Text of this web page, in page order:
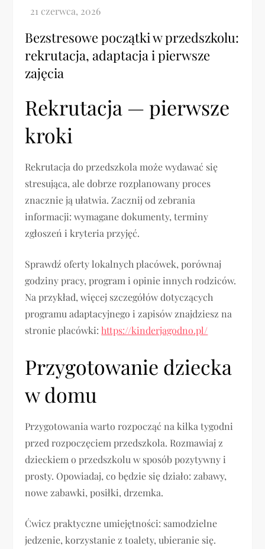
Bezstresowe początki w przedszkolu:
rekrutacja, adaptacja i pierwsze
zajęcia
Rekrutacja — pierwsze
kroki
Rekrutacja do przedszkola może wydawać się
stresująca, ale dobrze rozplanowany proces
znacznie ją ułatwia. Zacznij od zebrania
informacji: wymagane dokumenty, terminy
zgłoszeń i kryteria przyjęć.
Sprawdź oferty lokalnych placówek, porównaj
godziny pracy, program i opinie innych rodziców.
Na przykład, więcej szczegółów dotyczących
programu adaptacyjnego i zapisów znajdziesz na
stronie placówki:https://kinderjagodno.pl/
Przygotowanie dziecka
w domu
Przygotowania warto rozpocząć na kilka tygodni
przed rozpoczęciem przedszkola. Rozmawiaj z
dzieckiem o przedszkolu w sposób pozytywny i
prosty. Opowiadaj, co będzie się działo: zabawy,
nowe zabawki, posiłki, drzemka.
Ćwicz praktyczne umiejętności: samodzielne
jedzenie, korzystanie z toalety, ubieranie się.